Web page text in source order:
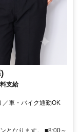
支給
／車・バイク通勤OK
となります。 ■8:00～